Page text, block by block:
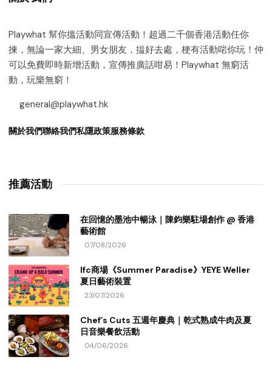
Playwhat 幫你搵活動同宣傳活動！超過二千個香港活動任你
揀，無論一家大細、男女朋友，揾好去處，梗有活動啱你玩！仲
可以免費即時新增活動，宣傳推廣話咁易！Playwhat 無窮活
動，玩樂無窮！
general@playwhat.hk
關於我們聯絡我們私隱政策服務條款
推薦活動
在回憶的墨池中暢泳｜陳鈞樂駐場創作 @ 香港
藝術館
07/08/2026
Ifc商場《Summer Paradise》YEYE Weller
夏日藝術裝置
23/07/2026
Chef’s Cuts 五週年慶典｜乾式熟成牛肉及夏
日音樂餐飲活動
04/06/2026